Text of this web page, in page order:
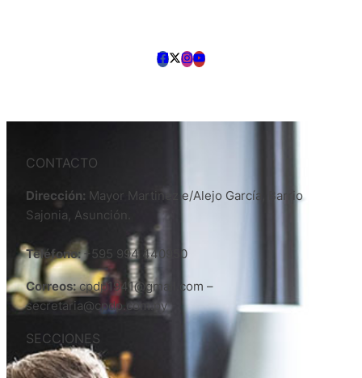
CONTACTO
Dirección: Mayor Martinez e/Alejo García, Barrio
Sajonia, Asunción.
Teléfono:+595 994 440950
Correos:cpdp1941@gmail.com –
secretaria@cpdp.com.py
SECCIONES